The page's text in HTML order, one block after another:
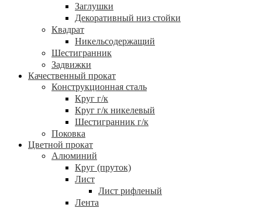
Заглушки
Декоративный низ стойки
Квадрат
Никельсодержащий
Шестигранник
Задвижки
Качественный прокат
Конструкционная сталь
Круг г/к
Круг г/к никелевый
Шестигранник г/к
Поковка
Цветной прокат
Алюминий
Круг (пруток)
Лист
Лист рифленый
Лента